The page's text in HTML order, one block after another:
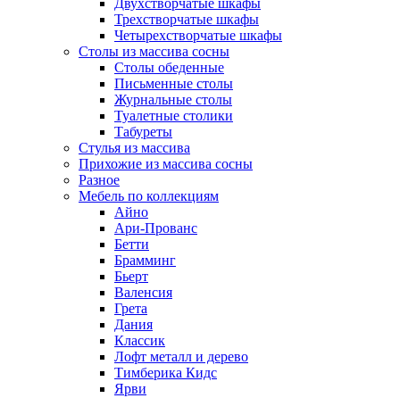
Двухстворчатые шкафы
Трехстворчатые шкафы
Четырехстворчатые шкафы
Столы из массива сосны
Столы обеденные
Письменные столы
Журнальные столы
Туалетные столики
Табуреты
Стулья из массива
Прихожие из массива сосны
Разное
Мебель по коллекциям
Айно
Ари-Прованс
Бетти
Брамминг
Бьерт
Валенсия
Грета
Дания
Классик
Лофт металл и дерево
Тимберика Кидс
Ярви